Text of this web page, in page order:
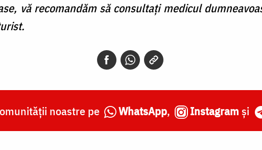
vă recomandăm să consultați medicul
noastre pe WhatsApp, Instagram și